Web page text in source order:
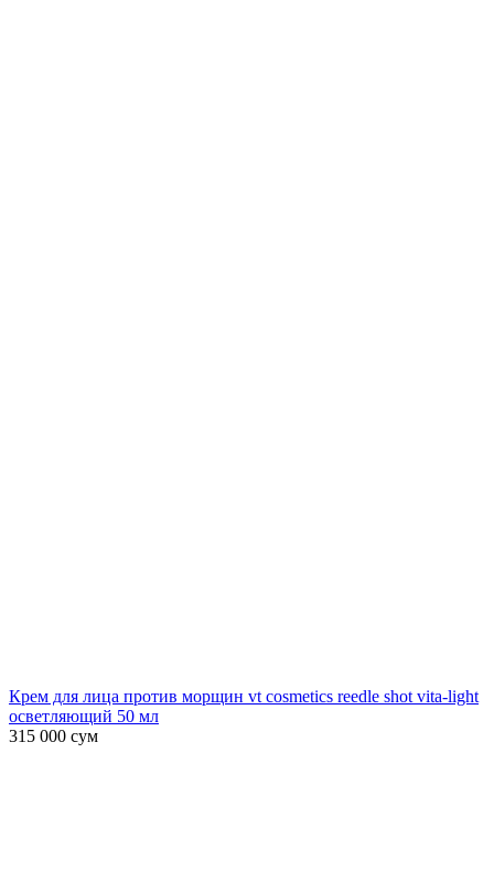
Крем для лица против морщин vt cosmetics reedle shot vita-light
осветляющий 50 мл
315 000 сум